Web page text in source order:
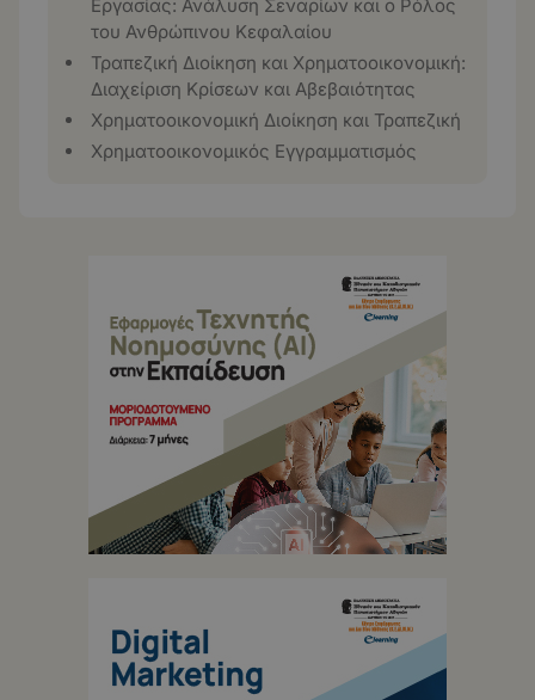
Εργασίας: Ανάλυση Σεναρίων και ο Ρόλος
του Ανθρώπινου Κεφαλαίου
Τραπεζική Διοίκηση και Χρηματοοικονομική:
Διαχείριση Κρίσεων και Αβεβαιότητας
Χρηματοοικονομική Διοίκηση και Τραπεζική
Χρηματοοικονομικός Εγγραμματισμός